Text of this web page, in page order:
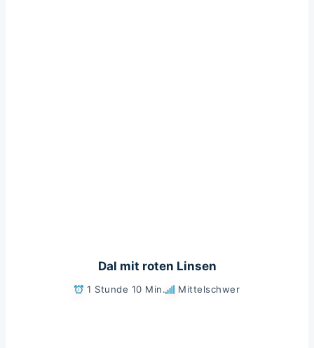
Dal mit roten Linsen
1 Stunde 10 Min. Mittelschwer